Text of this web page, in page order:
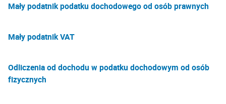
Mały podatnik podatku dochodowego od osób prawnych
Mały podatnik VAT
Odliczenia od dochodu w podatku dochodowym od osób
fizycznych